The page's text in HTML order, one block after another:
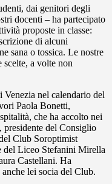
dai genitori degli
docenti – ha partecipato
proposte in classe:
di alcuni
sana o tossica. Le nostre
scelte, a volte non
Venezia nel calendario del
Paola Bonetti,
che ha accolto nei
presidente del Consiglio
Club Soroptimist
del Liceo Stefanini Mirella
Castellani. Ha
lei socia del Club.